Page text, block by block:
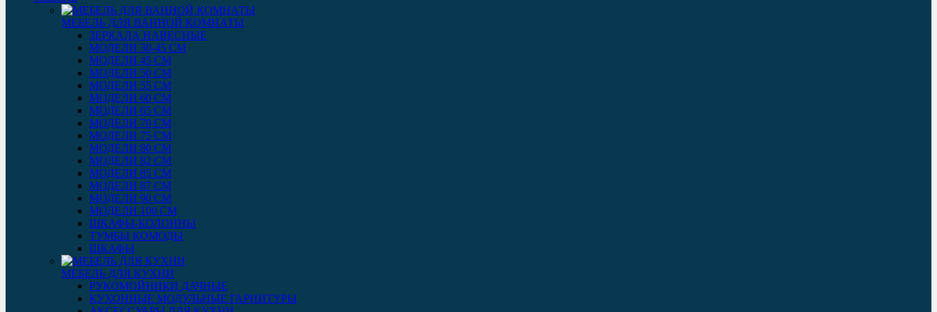
МЕБЕЛЬ ДЛЯ ВАННОЙ КОМНАТЫ
ЗЕРКАЛА НАВЕСНЫЕ
МОДЕЛИ 30-45 СМ
МОДЕЛИ 45 СМ
МОДЕЛИ 50 СМ
МОДЕЛИ 55 СМ
МОДЕЛИ 60 СМ
МОДЕЛИ 65 СМ
МОДЕЛИ 70 СМ
МОДЕЛИ 75 СМ
МОДЕЛИ 80 СМ
МОДЕЛИ 82 СМ
МОДЕЛИ 85 СМ
МОДЕЛИ 87 СМ
МОДЕЛИ 90 СМ
МОДЕЛИ 100 СМ
ШКАФЫ-КОЛОННЫ
ТУМБЫ КОМОДЫ
ШКАФЫ
МЕБЕЛЬ ДЛЯ КУХНИ
РУКОМОЙНИКИ ДАЧНЫЕ
КУХОННЫЕ МОДУЛЬНЫЕ ГАРНИТУРЫ